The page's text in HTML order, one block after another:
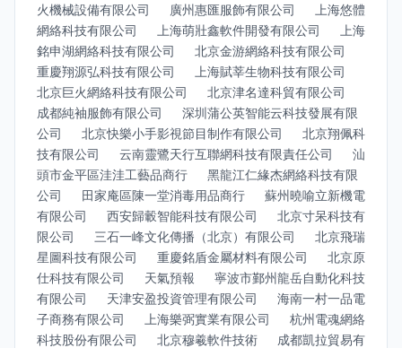
火機械設備有限公司
廣州惠匯服飾有限公司
上海悠體
網絡科技有限公司
上海萌壯鑫軟件開發有限公司
上海
銘申湖網絡科技有限公司
北京金游網絡科技有限公司
重慶翔源弘科技有限公司
上海賦莘生物科技有限公司
北京巨火網絡科技有限公司
北京津名達科貿有限公司
成都純袖服飾有限公司
深圳蒲公英智能云科技發展有限
公司
北京快樂小手影視節目制作有限公司
北京翔佩科
技有限公司
云南靈鷺天行互聯網科技有限責任公司
汕
頭市金平區洼洼工藝品商行
黑龍江仁緣杰網絡科技有限
公司
田家庵區陳一堂消毒用品商行
蘇州曉喻立新機電
有限公司
西安歸轂智能科技有限公司
北京寸呆科技有
限公司
三石一峰文化傳播（北京）有限公司
北京飛瑞
星圖科技有限公司
重慶銘盾金屬材料有限公司
北京原
仕科技有限公司
天氣預報
寧波市鄞州龍岳自動化科技
有限公司
天津安盈投資管理有限公司
海南一村一品電
子商務有限公司
上海樂弼實業有限公司
杭州電魂網絡
科技股份有限公司
北京穆羲軟件技術
成都凱拉貿易有